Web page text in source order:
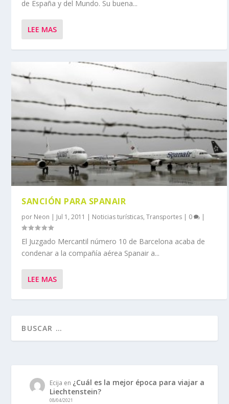
de España y del Mundo. Su buena...
LEE MAS
SANCIÓN PARA SPANAIR
por Neon | Jul 1, 2011 | Noticias turísticas,Transportes | 0 |
El Juzgado Mercantil número 10 de Barcelona acaba de
condenar a la compañía aérea Spanair a...
LEE MAS
Ecija en ¿Cuál es la mejor época para viajar a
Liechtenstein?
08/04/2021